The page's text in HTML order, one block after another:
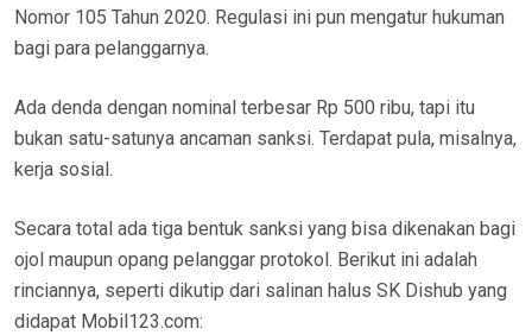
Nomor 105 Tahun 2020. Regulasi ini pun mengatur hukuman
bagi para pelanggarnya.
Ada denda dengan nominal terbesar Rp 500 ribu, tapi itu
bukan satu-satunya ancaman sanksi. Terdapat pula, misalnya,
kerja sosial.
Secara total ada tiga bentuk sanksi yang bisa dikenakan bagi
ojol maupun opang pelanggar protokol. Berikut ini adalah
rinciannya, seperti dikutip dari salinan halus SK Dishub yang
didapat Mobil123.com: